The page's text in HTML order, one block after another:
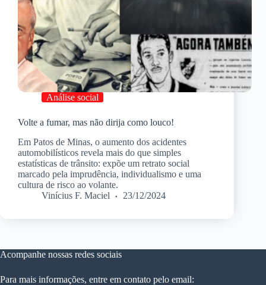
Análise social
Volte a fumar, mas não dirija como louco!
Em Patos de Minas, o aumento dos acidentes
automobilísticos revela mais do que simples
estatísticas de trânsito: expõe um retrato social
marcado pela imprudência, individualismo e uma
cultura de risco ao volante.
Vinícius F. Maciel
23/12/2024
Acompanhe nossas redes sociais
Para mais informações, entre em contato pelo email: